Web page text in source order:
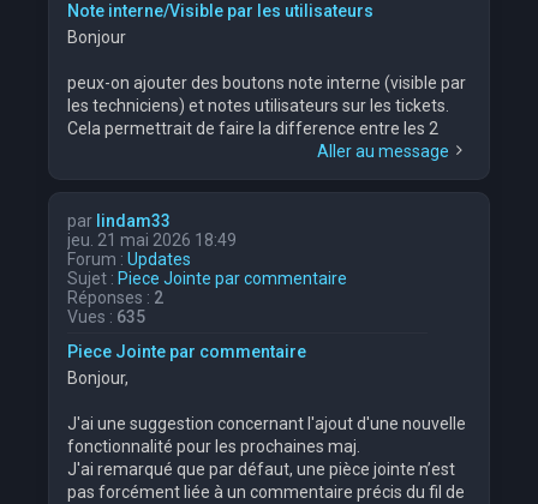
Note interne/Visible par les utilisateurs
Bonjour
peux-on ajouter des boutons note interne (visible par
les techniciens) et notes utilisateurs sur les tickets.
Cela permettrait de faire la difference entre les 2
Aller au message
par lindam33
jeu. 21 mai 2026 18:49
Forum : Updates
Sujet : Piece Jointe par commentaire
Réponses : 2
Vues : 635
Piece Jointe par commentaire
Bonjour,
J'ai une suggestion concernant l'ajout d'une nouvelle
fonctionnalité pour les prochaines maj.
J'ai remarqué que par défaut, une pièce jointe n’est
pas forcément liée à un commentaire précis du fil de